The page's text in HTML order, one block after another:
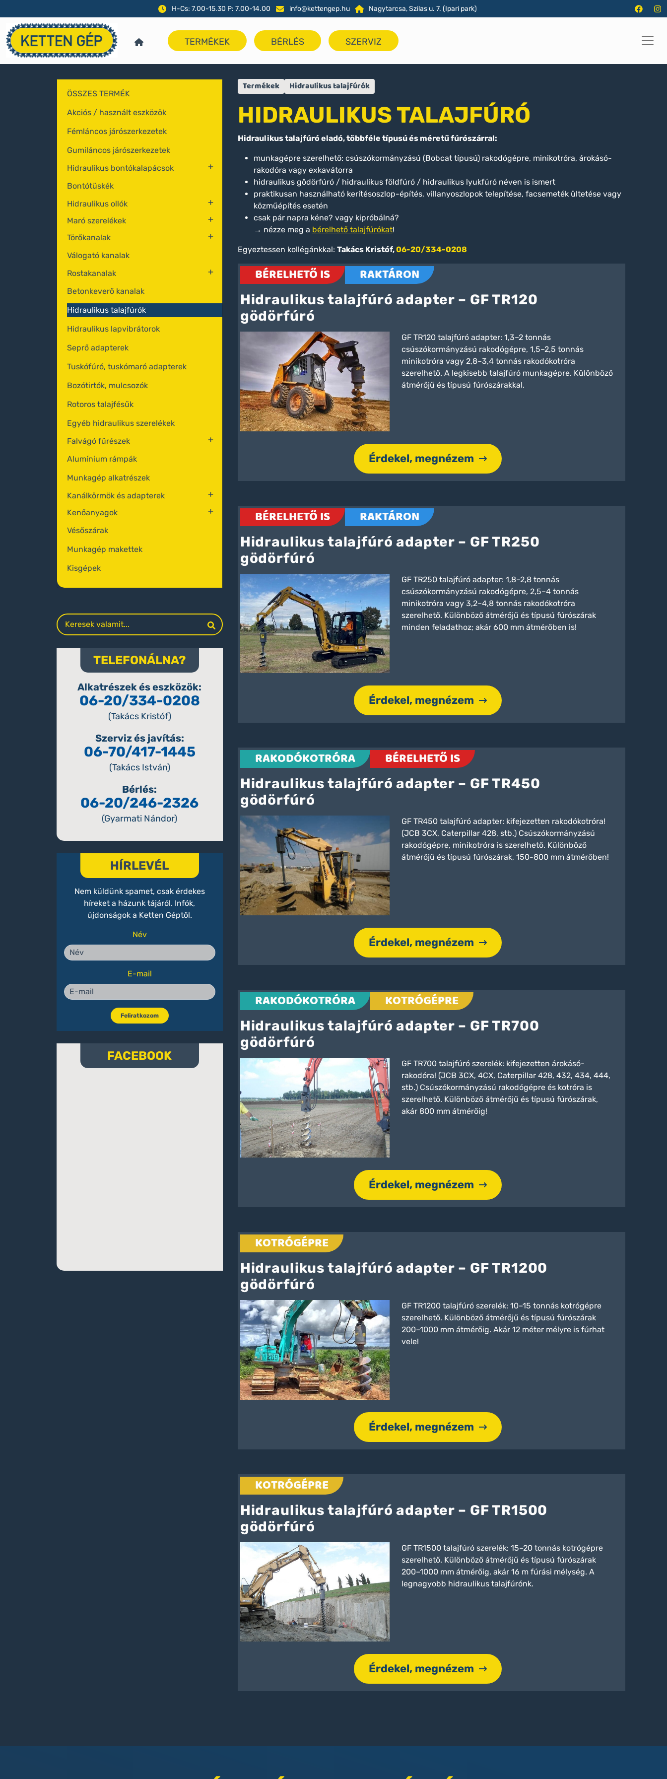
H-Cs: 7.00-15.30 P: 7.00-14.00 info@kettengep.hu Nagytarcsa, Szilas u. 7. (Ipari park)
TERMÉKEK BÉRLÉS SZERVIZ
ÖSSZES TERMÉK
Akciós / használt eszközök
Fémláncos járószerkezetek
Gumiláncos járószerkezetek
Hidraulikus bontókalapácsok
Bontótüskék
Hidraulikus ollók
Maró szerelékek
Törőkanalak
Válogató kanalak
Rostakanalak
Betonkeverő kanalak
Hidraulikus talajfúrók
Hidraulikus lapvibrátorok
Seprő adapterek
Tuskófúró, tuskómaró adapterek
Bozótirtók, mulcsozók
Rotoros talajfésűk
Egyéb hidraulikus szerelékek
Falvágó fűrészek
Alumínium rámpák
Munkagép alkatrészek
Kanálkörmök és adapterek
Kenőanyagok
Vésőszárak
Munkagép makettek
Kisgépek
TELEFONÁLNA?
Alkatrészek és eszközök:
06-20/334-0208
(Takács Kristóf)
Szerviz és javítás:
06-70/417-1445
(Takács István)
Bérlés:
06-20/246-2326
(Gyarmati Nándor)
HÍRLEVÉL
Nem küldünk spamet, csak érdekes
híreket a házunk tájáról. Infók,
újdonságok a Ketten Géptől.
Név
E-mail
Feliratkozom
FACEBOOK
Termékek Hidraulikus talajfúrók
HIDRAULIKUS TALAJFÚRÓ
Hidraulikus talajfúró eladó, többféle típusú és méretű fúrószárral:
munkagépre szerelhető: csúszókormányzású (Bobcat típusú) rakodógépre, minikotróra, árokásó-
rakodóra vagy exkavátorra
hidraulikus gödörfúró / hidraulikus földfúró / hidraulikus lyukfúró néven is ismert
praktikusan használható kerítésoszlop-építés, villanyoszlopok telepítése, facsemeték ültetése vagy
közműépítés esetén
csak pár napra kéne? vagy kipróbálná?
→ nézze meg a bérelhető talajfúrókat!
Egyeztessen kollégánkkal: Takács Kristóf,06-20/334-0208
BÉRELHETŐ IS RAKTÁRON
Hidraulikus talajfúró adapter – GF TR120
gödörfúró
GF TR120 talajfúró adapter: 1,3–2 tonnás
csúszókormányzású rakodógépre, 1,5–2,5 tonnás
minikotróra vagy 2,8–3,4 tonnás rakodókotróra
szerelhető. A legkisebb talajfúró munkagépre. Különböző
átmérőjű és típusú fúrószárakkal.
Érdekel, megnézem
BÉRELHETŐ IS RAKTÁRON
Hidraulikus talajfúró adapter – GF TR250
gödörfúró
GF TR250 talajfúró adapter: 1,8–2,8 tonnás
csúszókormányzású rakodógépre, 2,5–4 tonnás
minikotróra vagy 3,2–4,8 tonnás rakodókotróra
szerelhető. Különböző átmérőjű és típusú fúrószárak
minden feladathoz; akár 600 mm átmérőben is!
Érdekel, megnézem
RAKODÓKOTRÓRA BÉRELHETŐ IS
Hidraulikus talajfúró adapter – GF TR450
gödörfúró
GF TR450 talajfúró adapter: kifejezetten rakodókotróra!
(JCB 3CX, Caterpillar 428, stb.) Csúszókormányzású
rakodógépre, minikotróra is szerelhető. Különböző
átmérőjű és típusú fúrószárak, 150-800 mm átmérőben!
Érdekel, megnézem
RAKODÓKOTRÓRA KOTRÓGÉPRE
Hidraulikus talajfúró adapter – GF TR700
gödörfúró
GF TR700 talajfúró szerelék: kifejezetten árokásó-
rakodóra! (JCB 3CX, 4CX, Caterpillar 428, 432, 434, 444,
stb.) Csúszókormányzású rakodógépre és kotróra is
szerelhető. Különböző átmérőjű és típusú fúrószárak,
akár 800 mm átmérőig!
Érdekel, megnézem
KOTRÓGÉPRE
Hidraulikus talajfúró adapter – GF TR1200
gödörfúró
GF TR1200 talajfúró szerelék: 10–15 tonnás kotrógépre
szerelhető. Különböző átmérőjű és típusú fúrószárak
200–1000 mm átmérőig. Akár 12 méter mélyre is fúrhat
vele!
Érdekel, megnézem
KOTRÓGÉPRE
Hidraulikus talajfúró adapter – GF TR1500
gödörfúró
GF TR1500 talajfúró szerelék: 15–20 tonnás kotrógépre
szerelhető. Különböző átmérőjű és típusú fúrószárak
200–1000 mm átmérőig, akár 16 m fúrási mélység. A
legnagyobb hidraulikus talajfúrónk.
Érdekel, megnézem